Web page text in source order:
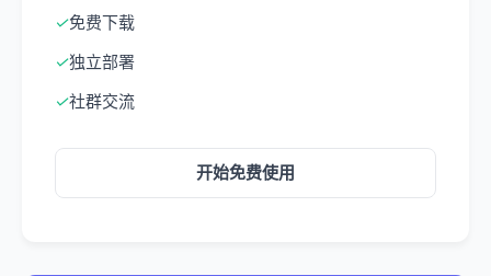
✓免费下载
✓独立部署
✓社群交流
开始免费使用